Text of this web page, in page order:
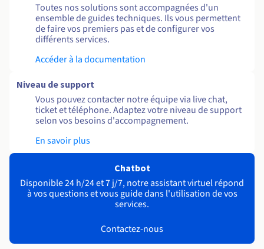
Toutes nos solutions sont accompagnées d'un
ensemble de guides techniques. Ils vous permettent
de faire vos premiers pas et de configurer vos
différents services.
Accéder à la documentation
Niveau de support
Vous pouvez contacter notre équipe via live chat,
ticket et téléphone. Adaptez votre niveau de support
selon vos besoins d'accompagnement.
En savoir plus
Chatbot
Disponible 24 h/24 et 7 j/7, notre assistant virtuel répond
à vos questions et vous guide dans l'utilisation de vos
services.
Contactez-nous